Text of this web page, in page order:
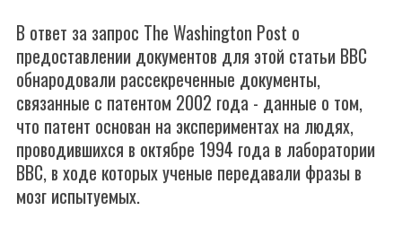
В ответ за запрос The Washington Post о
предоставлении документов для этой статьи ВВС
обнародовали рассекреченные документы,
связанные с патентом 2002 года - данные о том,
что патент основан на экспериментах на людях,
проводившихся в октябре 1994 года в лаборатории
ВВС, в ходе которых ученые передавали фразы в
мозг испытуемых.